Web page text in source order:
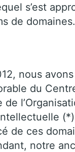
s’est
de domaines.
nous
du
de
de ces
notre